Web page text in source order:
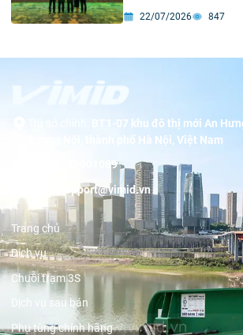
22/07/2026 847
BT1-07 khu đô thị mới An
Dương Nội, thành phố Hà Nội, Việt Nam
19001089
support@vimid.vn
Trang chủ
Dịch vụ
Chuỗi trạm 3S
Dịch vụ sau bán
Phụ tùng chính hãng